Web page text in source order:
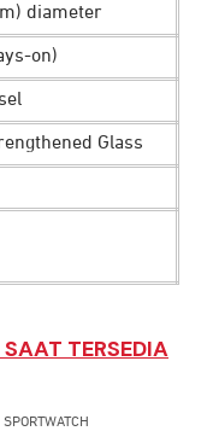
diameter
on)
Glass
TERSEDIA
SPORTWATCH